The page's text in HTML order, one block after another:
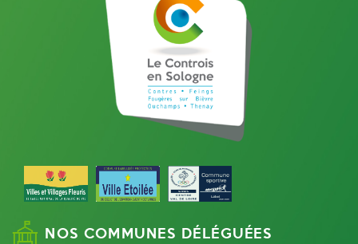
NOS COMMUNES DÉLÉGUÉES